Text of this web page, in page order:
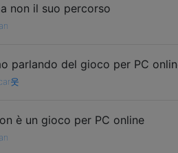
non il suo percorso
parlando del gioco per PC
웃
è un gioco per PC online